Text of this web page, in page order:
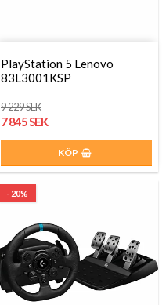
PlayStation 5 Lenovo
83L3001KSP
9 229 SEK
7 845 SEK
KÖP
- 20%